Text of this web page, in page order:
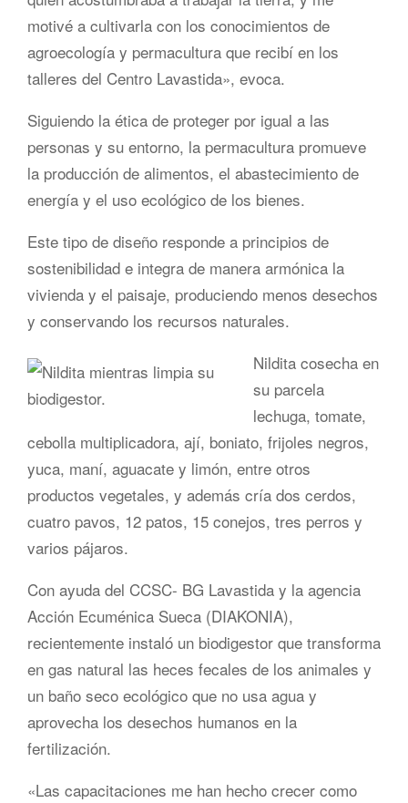
motivé a cultivarla con los conocimientos de
agroecología y permacultura que recibí en los
talleres del Centro Lavastida», evoca.
Siguiendo la ética de proteger por igual a las
personas y su entorno, la permacultura promueve
la producción de alimentos, el abastecimiento de
energía y el uso ecológico de los bienes.
Este tipo de diseño responde a principios de
sostenibilidad e integra de manera armónica la
vivienda y el paisaje, produciendo menos desechos
y conservando los recursos naturales.
Nildita cosecha en
su parcela
lechuga, tomate,
cebolla multiplicadora, ají, boniato, frijoles negros,
yuca, maní, aguacate y limón, entre otros
productos vegetales, y además cría dos cerdos,
cuatro pavos, 12 patos, 15 conejos, tres perros y
varios pájaros.
Con ayuda del CCSC- BG Lavastida y la agencia
Acción Ecuménica Sueca (DIAKONIA),
recientemente instaló un biodigestor que transforma
en gas natural las heces fecales de los animales y
un baño seco ecológico que no usa agua y
aprovecha los desechos humanos en la
fertilización.
«Las capacitaciones me han hecho crecer como